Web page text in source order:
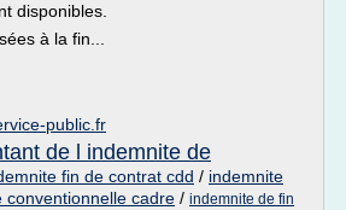
disponibles.
à la fin...
public.fr
de l indemnite de
fin de contrat cdd / indemnite
conventionnelle cadre / indemnite de fin